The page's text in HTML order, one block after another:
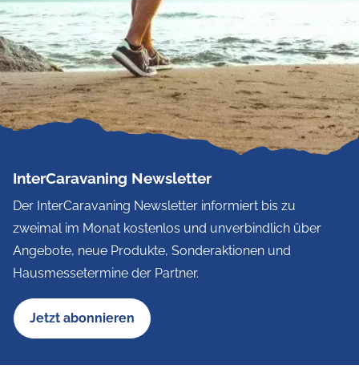
InterCaravaning Newsletter
Der InterCaravaning Newsletter informiert bis zu
zweimal im Monat kostenlos und unverbindlich über
Angebote, neue Produkte, Sonderaktionen und
Hausmessetermine der Partner.
Jetzt abonnieren